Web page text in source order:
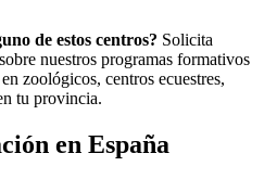
de estos centros? Solicita
nuestros programas formativos
zoológicos, centros ecuestres,
tu provincia.
en España